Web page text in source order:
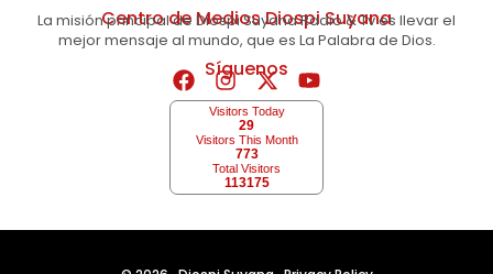
Centro de Medios Diospi Suyana
La misión principal de Diospi Suyana Radio & Tv es llevar el
mejor mensaje al mundo, que es La Palabra de Dios.
Síguenos
Visitors Today
29
Visitors This Month
773
Total Visitors
113175